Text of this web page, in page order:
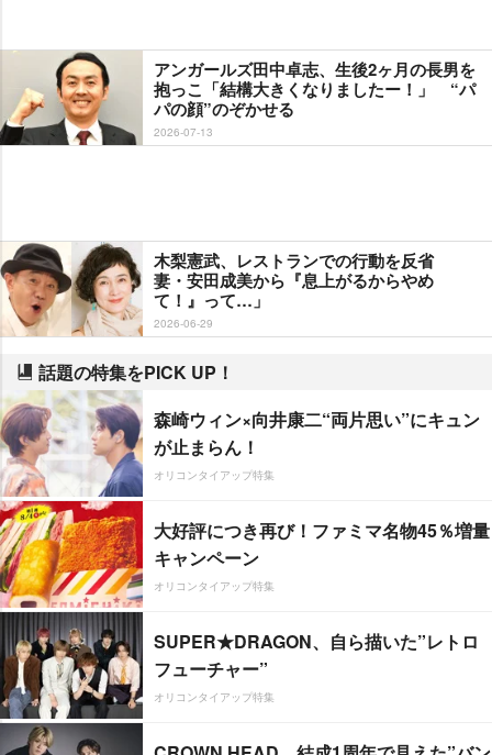
アンガールズ田中卓志、生後2ヶ月の長男を
抱っこ「結構大きくなりましたー！」 “パ
パの顔”のぞかせる
2026-07-13
木梨憲武、レストランでの行動を反省
妻・安田成美から『息上がるからやめ
て！』って…」
2026-06-29
話題の特集をPICK UP！
森崎ウィン×向井康二“両片思い”にキュン
が止まらん！
オリコンタイアップ特集
大好評につき再び！ファミマ名物45％増量
キャンペーン
オリコンタイアップ特集
SUPER★DRAGON、自ら描いた”レトロ
フューチャー”
オリコンタイアップ特集